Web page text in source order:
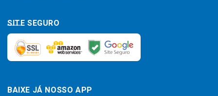
SITE SEGURO
BAIXE JÁ NOSSO APP